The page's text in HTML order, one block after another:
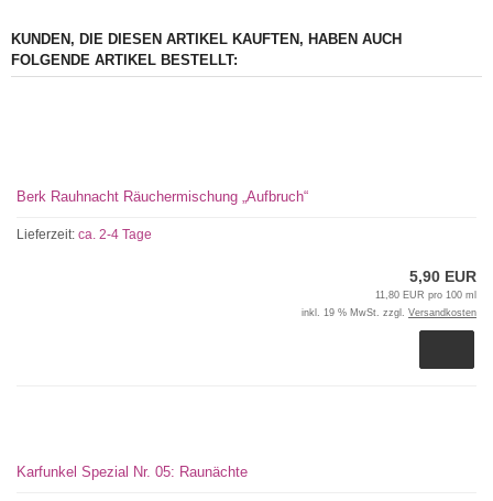
KUNDEN, DIE DIESEN ARTIKEL KAUFTEN, HABEN AUCH
FOLGENDE ARTIKEL BESTELLT:
Berk Rauhnacht Räuchermischung „Aufbruch“
Lieferzeit: ca. 2-4 Tage
5,90 EUR
11,80 EUR pro 100 ml
inkl. 19 % MwSt. zzgl. Versandkosten
Karfunkel Spezial Nr. 05: Raunächte